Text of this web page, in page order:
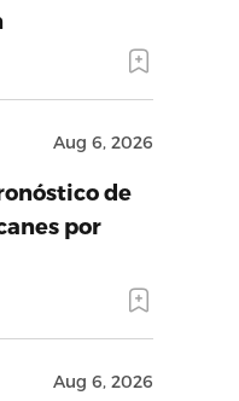
Aug 6, 2026
de
por
Aug 6, 2026